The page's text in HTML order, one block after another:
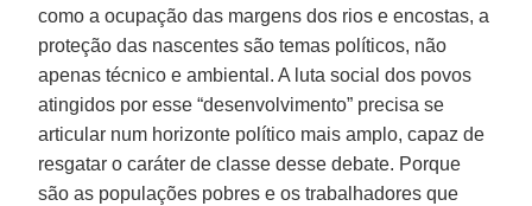
como a ocupação das margens dos rios e encostas, a
proteção das nascentes são temas políticos, não
apenas técnico e ambiental. A luta social dos povos
atingidos por esse “desenvolvimento” precisa se
articular num horizonte político mais amplo, capaz de
resgatar o caráter de classe desse debate. Porque
são as populações pobres e os trabalhadores que